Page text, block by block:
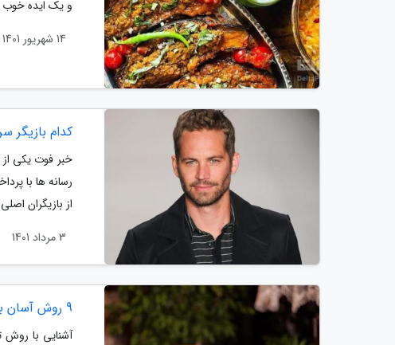
و یک ایده خوب
14 شهریور 1401
کدام
خبر فوت یکی
رسانه ها با
از بازیگران
3 مرداد 1401
9 روش آسان برق انداختن و تمیز کردن ظروف برنجی در خانه
آشنایی با